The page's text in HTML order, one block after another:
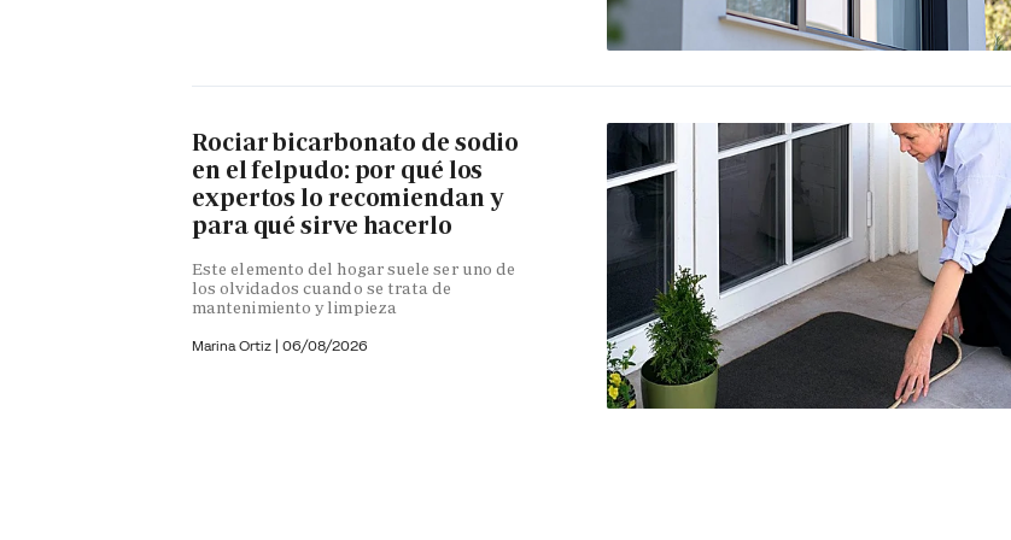
Rociar bicarbonato de sodio
en el felpudo: por qué los
expertos lo recomiendan y
para qué sirve hacerlo
Este elemento del hogar suele ser uno de
los olvidados cuando se trata de
mantenimiento y limpieza
Marina Ortiz | 06/08/2026